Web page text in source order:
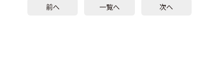
前へ 一覧へ 次へ